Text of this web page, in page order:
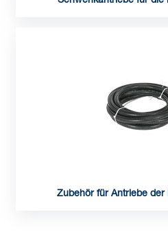
Zubehör für Antriebe der